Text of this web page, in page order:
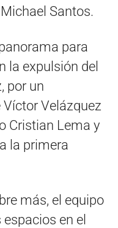
Santos.
para
la expulsión del
por un
Velázquez
Cristian Lema y
la primera
más, el equipo
en el